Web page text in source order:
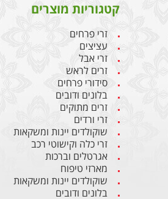
קטגוריות מוצרים
זרי פרחים
עציצים
זרי אבל
זרים לראש
סידורי פרחים
בלונים ודובים
זרים מתוקים
זרי ורדים
שוקולדים יינות ומשקאות
זרי כלה וקישוטי רכב
אגרטלים וברכות
מארזי טיפוח
שוקולדים יינות ומשקאות
בלונים ודובים